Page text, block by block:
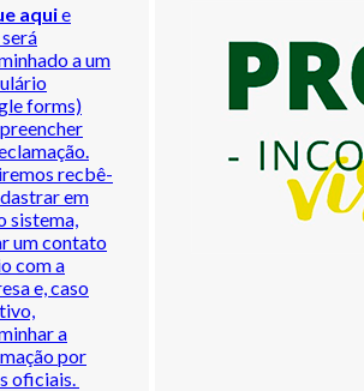
aquie
a um
forms)
recbê-
em
sistema,
um contato
com a
e, caso
a
por
oficiais.